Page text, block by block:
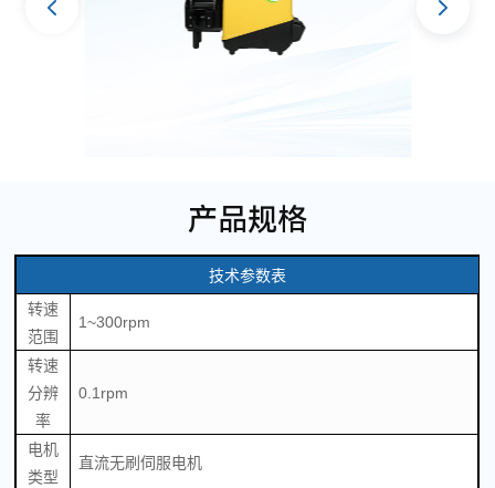
产品规格
技术参数表
转速
范围
1~300rpm
转速
分辨
率
0.1rpm
电机
类型
直流无刷伺服电机